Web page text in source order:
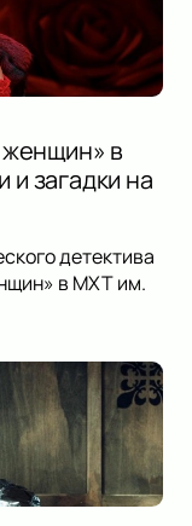
в
загадки на
детектива
в МХТ им.